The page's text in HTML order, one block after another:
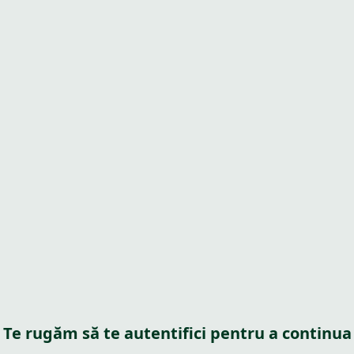
Te rugăm să te autentifici pentru a continua